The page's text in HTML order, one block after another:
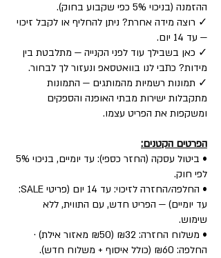
ההזמנה (בניכוי 5% כפי שקבוע בחוק).
✓ רוצה מידה אחרת? ניתן להחליף או לקבל זיכוי
— עד 14 יום.
✓ כאן בשבילך עוד לפני הקנייה — מתלבטת בין
מידות? כתבי לנו בוואטסאפ ונעזור לך לבחור.
✓ תמונות רשמיות מהמותגים — התמונות
מתקבלות ישירות מבתי האופנה והספקים
ומשקפות את הפריט עצמו.
הפרטים הקטנים:
• ביטול עסקה (החזר כספי): עד יומיים, בניכוי 5%
לפי חוק.
• החלפה/החזרה לזיכוי: עד 14 יום (פריטי SALE:
עד יומיים) — הפריט חדש, עם התווית, ללא
שימוש.
• משלוח החזרה: ₪32 (₪50 מאזור אילת) ·
החלפה: ₪60 (כולל איסוף + משלוח חדש).